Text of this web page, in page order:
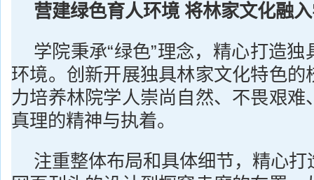
营建绿色育人环境 将林家文化融
学院秉承“绿色”理念，精心打造
环境。创新开展独具林家文化特色的
力培养林院学人崇尚自然、不畏艰难
真理的精神与执着。
注重整体布局和具体细节，精心